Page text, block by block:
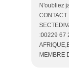
N'oubliez
CONTACT
:00229 67
MEMBRE